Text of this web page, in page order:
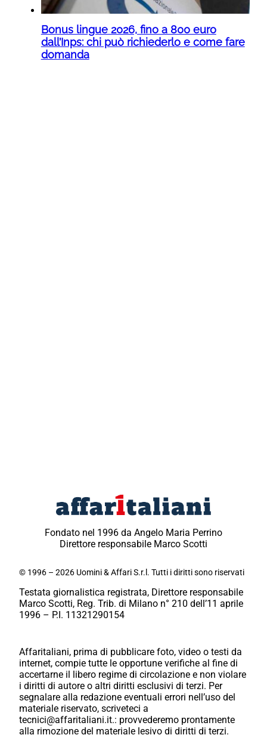
Bonus lingue 2026, fino a 800 euro
dall’Inps: chi può richiederlo e come fare
domanda
Fondato nel 1996 da Angelo Maria Perrino
Direttore responsabile Marco Scotti
© 1996 – 2026 Uomini & Affari S.r.l. Tutti i diritti sono riservati
Testata giornalistica registrata, Direttore responsabile
Marco Scotti, Reg. Trib. di Milano n° 210 dell’11 aprile
1996 – P.I. 11321290154
Affaritaliani, prima di pubblicare foto, video o testi da
internet, compie tutte le opportune verifiche al fine di
accertarne il libero regime di circolazione e non violare
i diritti di autore o altri diritti esclusivi di terzi. Per
segnalare alla redazione eventuali errori nell’uso del
materiale riservato, scriveteci a
tecnici@affaritaliani.it.: provvederemo prontamente
alla rimozione del materiale lesivo di diritti di terzi.